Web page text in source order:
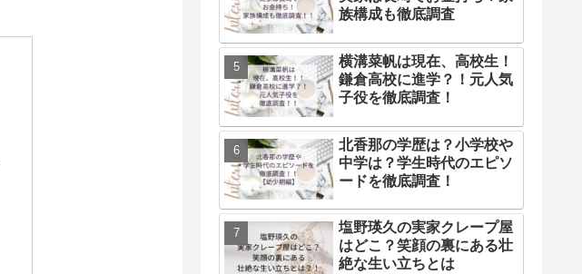
族構成も徹底調査
横溝菜帆は現在、高校生！
鎌倉高校に進学？！元人気
子役を徹底調査！
北香那の学歴は？小学校や
中学は？学生時代のエピソ
ードを徹底調査！
塩野瑛久の実家クレープ屋
はどこ？笑顔の裏にある壮
絶な生い立ちとは